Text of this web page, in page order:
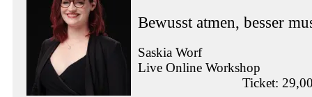
Bewusst atmen, besser
Saskia Worf
Live Online Workshop
Ticket: